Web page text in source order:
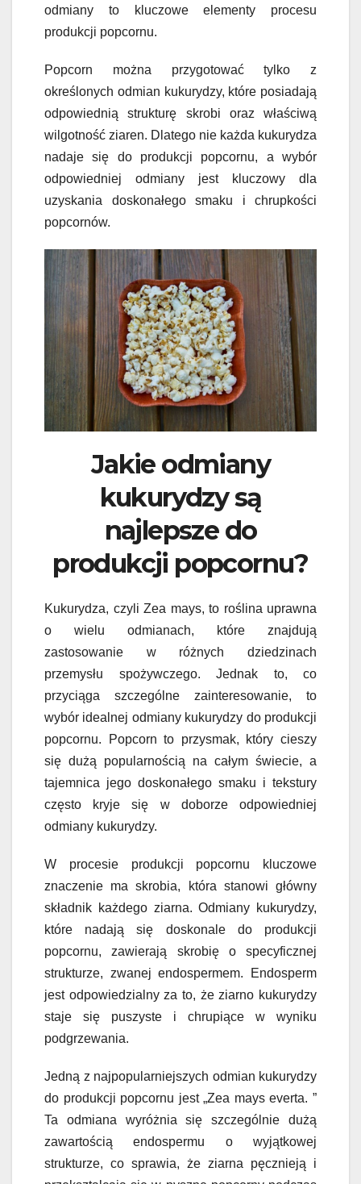
odmiany to kluczowe elementy procesu
produkcji popcornu.
Popcorn można przygotować tylko z
określonych odmian kukurydzy, które posiadają
odpowiednią strukturę skrobi oraz właściwą
wilgotność ziaren. Dlatego nie każda kukurydza
nadaje się do produkcji popcornu, a wybór
odpowiedniej odmiany jest kluczowy dla
uzyskania doskonałego smaku i chrupkości
popcornów.
Jakie odmiany
kukurydzy są
najlepsze do
produkcji popcornu?
Kukurydza, czyli Zea mays, to roślina uprawna
o wielu odmianach, które znajdują
zastosowanie w różnych dziedzinach
przemysłu spożywczego. Jednak to, co
przyciąga szczególne zainteresowanie, to
wybór idealnej odmiany kukurydzy do produkcji
popcornu. Popcorn to przysmak, który cieszy
się dużą popularnością na całym świecie, a
tajemnica jego doskonałego smaku i tekstury
często kryje się w doborze odpowiedniej
odmiany kukurydzy.
W procesie produkcji popcornu kluczowe
znaczenie ma skrobia, która stanowi główny
składnik każdego ziarna. Odmiany kukurydzy,
które nadają się doskonale do produkcji
popcornu, zawierają skrobię o specyficznej
strukturze, zwanej endospermem. Endosperm
jest odpowiedzialny za to, że ziarno kukurydzy
staje się puszyste i chrupiące w wyniku
podgrzewania.
Jedną z najpopularniejszych odmian kukurydzy
do produkcji popcornu jest „Zea mays everta. ”
Ta odmiana wyróżnia się szczególnie dużą
zawartością endospermu o wyjątkowej
strukturze, co sprawia, że ziarna pęcznieją i